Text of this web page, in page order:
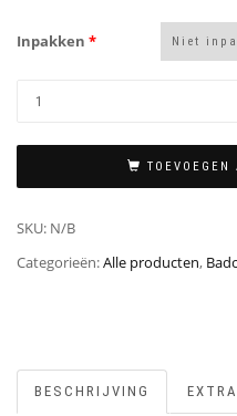
Inpakken *
TOEVOEGEN
SKU: N/B
Categorieën:Alle producten,
BESCHRIJVING